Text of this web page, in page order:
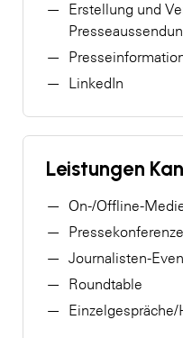
Erstellung und
LinkedIn
Leistungen
On-/Offline-
Journalisten-
Roundtable